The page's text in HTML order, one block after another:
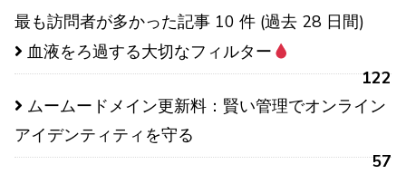
最も訪問者が多かった記事 10 件 (過去 28 日間)
血液をろ過する大切なフィルター
122
ムームードメイン更新料：賢い管理でオンライン
アイデンティティを守る
57